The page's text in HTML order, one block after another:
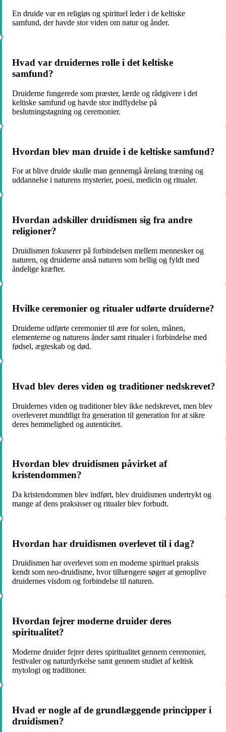
En druide var en religiøs og spirituel leder i de keltiske
samfund, der havde stor viden om natur og ånder.
Hvad var druidernes rolle i det keltiske
samfund?
Druiderne fungerede som præster, lærde og rådgivere i det
keltiske samfund og havde stor indflydelse på
beslutningstagning og ceremonier.
Hvordan blev man druide i de keltiske samfund?
For at blive druide skulle man gennemgå årelang træning og
uddannelse i naturens mysterier, poesi, medicin og ritualer.
Hvordan adskiller druidismen sig fra andre
religioner?
Druidismen fokuserer på forbindelsen mellem mennesker og
naturen, og druiderne anså naturen som hellig og fyldt med
åndelige kræfter.
Hvilke ceremonier og ritualer udførte druiderne?
Druiderne udførte ceremonier til ære for solen, månen,
elementerne og naturens ånder samt ritualer i forbindelse med
fødsel, ægteskab og død.
Hvad blev deres viden og traditioner nedskrevet?
Druidernes viden og traditioner blev ikke nedskrevet, men blev
overleveret mundtligt fra generation til generation for at sikre
deres hemmelighed og autenticitet.
Hvordan blev druidismen påvirket af
kristendommen?
Da kristendommen blev indført, blev druidismen undertrykt og
mange af dens praksisser og ritualer blev forbudt.
Hvordan har druidismen overlevet til i dag?
Druidismen har overlevet som en moderne spirituel praksis
kendt som neo-druidisme, hvor tilhængere søger at genoplive
druidernes visdom og forbindelse til naturen.
Hvordan fejrer moderne druider deres
spiritualitet?
Moderne druider fejrer deres spiritualitet gennem ceremonier,
festivaler og naturdyrkelse samt gennem studiet af keltisk
mytologi og traditioner.
Hvad er nogle af de grundlæggende principper i
druidismen?